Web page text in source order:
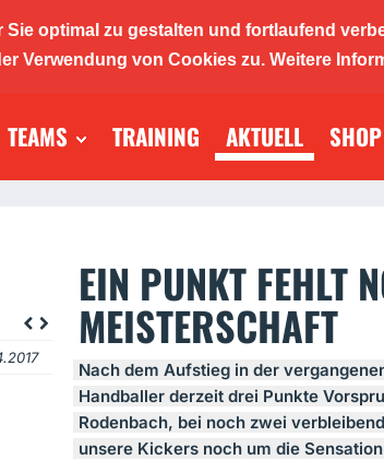
Sie optimal zu gestalten und fortlaufend
Verwendung von Cookies zu. Weitere
TEAMS TRAINING AKTUELL SHOP
EIN PUNKT FEHLT
MEISTERSCHAFT
Nach dem Aufstieg in der
Handballer derzeit drei Punkte
Rodenbach, bei noch zwei
unsere Kickers noch um die